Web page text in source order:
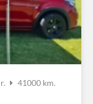
41000 km.